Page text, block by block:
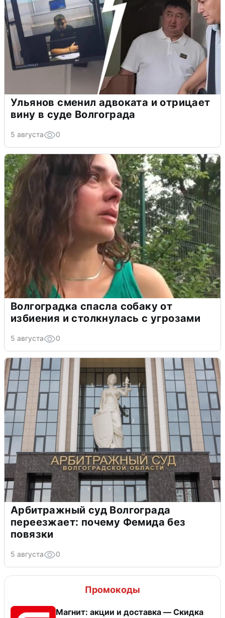
Ульянов сменил адвоката и отрицает
вину в суде Волгограда
5 августа 0
Волгоградка спасла собаку от
избиения и столкнулась с угрозами
5 августа 0
Арбитражный суд Волгограда
переезжает: почему Фемида без
повязки
5 августа 0
Промокоды
Магнит: акции и доставка — Скидка